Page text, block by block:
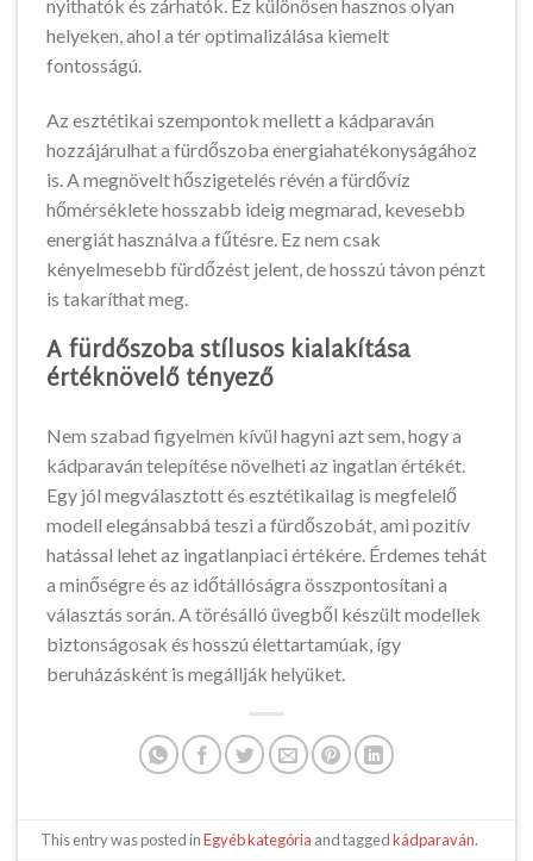
nyithatók és zárhatók. Ez különösen hasznos olyan
helyeken, ahol a tér optimalizálása kiemelt
fontosságú.
Az esztétikai szempontok mellett a kádparaván
hozzájárulhat a fürdőszoba energiahatékonyságához
is. A megnövelt hőszigetelés révén a fürdővíz
hőmérséklete hosszabb ideig megmarad, kevesebb
energiát használva a fűtésre. Ez nem csak
kényelmesebb fürdőzést jelent, de hosszú távon pénzt
is takaríthat meg.
A fürdőszoba stílusos kialakítása
értéknövelő tényező
Nem szabad figyelmen kívül hagyni azt sem, hogy a
kádparaván telepítése növelheti az ingatlan értékét.
Egy jól megválasztott és esztétikailag is megfelelő
modell elegánsabbá teszi a fürdőszobát, ami pozitív
hatással lehet az ingatlanpiaci értékére. Érdemes tehát
a minőségre és az időtállóságra összpontosítani a
választás során. A törésálló üvegből készült modellek
biztonságosak és hosszú élettartamúak, így
beruházásként is megállják helyüket.
This entry was posted inEgyéb kategória and taggedkádparaván.